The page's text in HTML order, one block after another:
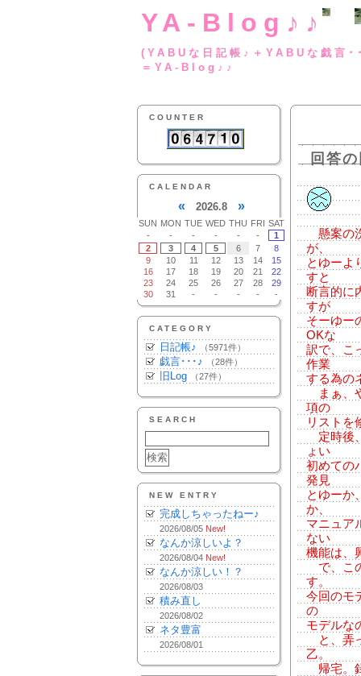
YA-Blog♪♪
(YABUな日記帳♪
＝YA-Blog♪♪
COUNTER
CALENDAR
« 2026.8 »
SUN MON TUE WED THU FRI SAT
-
- - - - -
1
2
3 4 5 6 7
8
9
10 11 12 13 14
15
16
17 18 19 20 21
22
23
24 25 26 27 28
29
30
31 - - - - -
CATEGORY
日記帳♪ （5971件）
戯言･･･♪ （28件）
旧Log （27件）
SEARCH
NEW ENTRY
完成しちゃったねー♪
2026/08/05 New!
なんか涼しいよ？
2026/08/04 New!
なんか涼しい！？
2026/08/03
積み直し
2026/08/02
ネタ豊富
2026/08/01
回答
懸案の
が、
とゆーよ
すと
断言的に
すが
そーゆー
OKな
訳で、こ
作業
する為の
まぁ、
項の
リストを
定時後
ょい
初めての
発見
とゆーか
か、
マニュア
ない
機能は、
で、こ
す。
今回のモ
の
モデルな
と、弄
乙。
帰宅。